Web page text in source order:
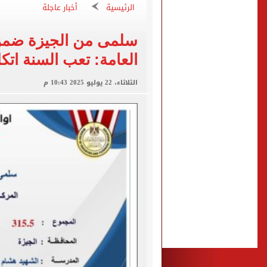
محمود حميدة يحتفل
غلق جزئى لشارع جامعة الدول
عمرو دياب يدخل موسوعة جينيس
الرئيسية أخبار عاجلة
سلمى من الجيزة ضمن
العامة: تعب السنة
الثلاثاء، 22 يوليو 2025 10:43 م